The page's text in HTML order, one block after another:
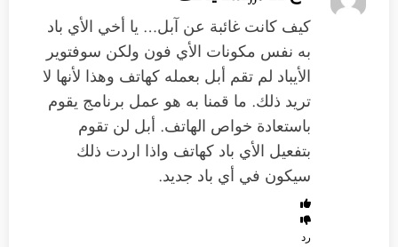
كيف كانت غائبة عن آبل… يا أخي الأي باد
به نفس مكونات الأي فون ولكن سوفتوير
الأيباد لم تقم أبل بعمله كهاتف وهذا لأنها لا
تريد ذلك. ما قمنا به هو عمل برنامج يقوم
باستعادة خواص الهاتف. أبل لن تقوم
بتفعيل الأي باد كهاتف واذا اردت ذلك
سيكون في أي باد جديد.
رد